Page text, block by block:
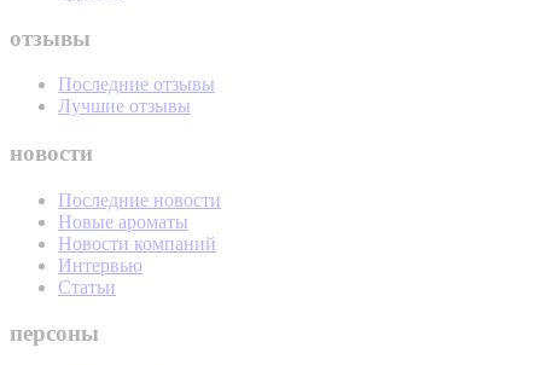
отзывы
Последние отзывы
Лучшие отзывы
новости
Последние новости
Новые ароматы
Новости компаний
Интервью
Статьи
персоны